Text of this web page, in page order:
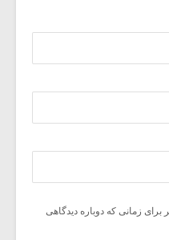
زمانی که دوباره دیدگاهی